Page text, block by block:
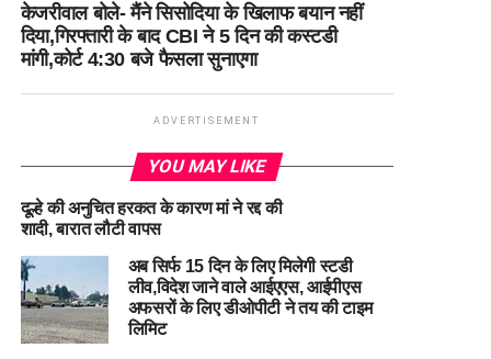
केजरीवाल बोले- मैंने सिसोदिया के खिलाफ बयान नहीं
दिया,गिरफ्तारी के बाद CBI ने 5 दिन की कस्टडी
मांगी,कोर्ट 4:30 बजे फैसला सुनाएगा
ADVERTISEMENT
YOU MAY LIKE
दूल्हे की अनुचित हरकत के कारण मां ने रद्द की
शादी, बारात लौटी वापस
अब सिर्फ 15 दिन के लिए मिलेगी स्टडी
लीव,विदेश जाने वाले आईएएस, आईपीएस
अफसरों के लिए डीओपीटी ने तय की टाइम
लिमिट